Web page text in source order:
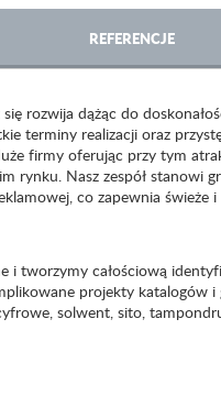
REFERENCJE
rozwija dążąc do
terminy realizacji oraz
firmy oferując przy tym
rynku. Nasz zespół stanowi
co zapewnia świeże
tworzymy całościową
projekty katalogów
solwent, sito,